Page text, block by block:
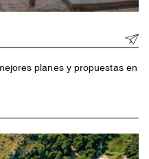
planes y propuestas en